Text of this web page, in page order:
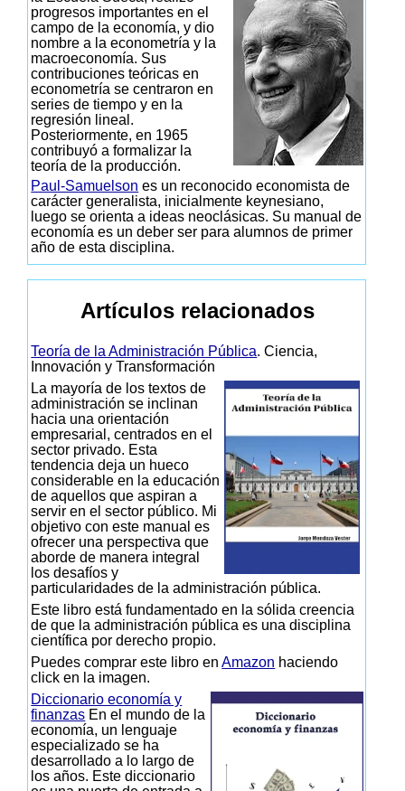
progresos importantes en el
campo de la economía, y dio
nombre a la econometría y la
macroeconomía. Sus
contribuciones teóricas en
econometría se centraron en
series de tiempo y en la
regresión lineal.
Posteriormente, en 1965
contribuyó a formalizar la
teoría de la producción.
Paul-Samuelson es un reconocido economista de
carácter generalista, inicialmente keynesiano,
luego se orienta a ideas neoclásicas. Su manual de
economía es un deber ser para alumnos de primer
año de esta disciplina.
Artículos relacionados
Teoría de la Administración Pública. Ciencia,
Innovación y Transformación
La mayoría de los textos de
administración se inclinan
hacia una orientación
empresarial, centrados en el
sector privado. Esta
tendencia deja un hueco
considerable en la educación
de aquellos que aspiran a
servir en el sector público. Mi
objetivo con este manual es
ofrecer una perspectiva que
aborde de manera integral
los desafíos y
particularidades de la administración pública.
Este libro está fundamentado en la sólida creencia
de que la administración pública es una disciplina
científica por derecho propio.
Puedes comprar este libro enAmazon haciendo
click en la imagen.
Diccionario economía y
finanzas En el mundo de la
economía, un lenguaje
especializado se ha
desarrollado a lo largo de
los años. Este diccionario